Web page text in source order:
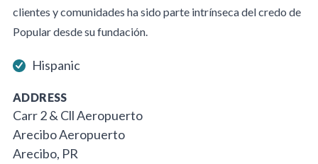
clientes y comunidades ha sido parte intrínseca del credo de
Popular desde su fundación.
Hispanic
ADDRESS
Carr 2 & Cll Aeropuerto
Arecibo Aeropuerto
Arecibo, PR